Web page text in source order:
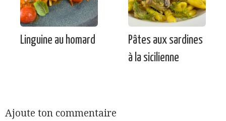
Linguine au homard
Pâtes aux sardines
à la sicilienne
Ajoute ton commentaire